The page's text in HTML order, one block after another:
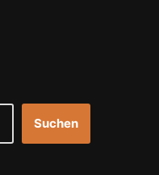
Suchen